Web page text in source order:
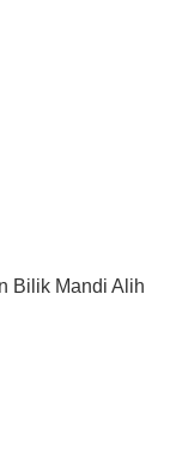
Bilik Mandi Alih